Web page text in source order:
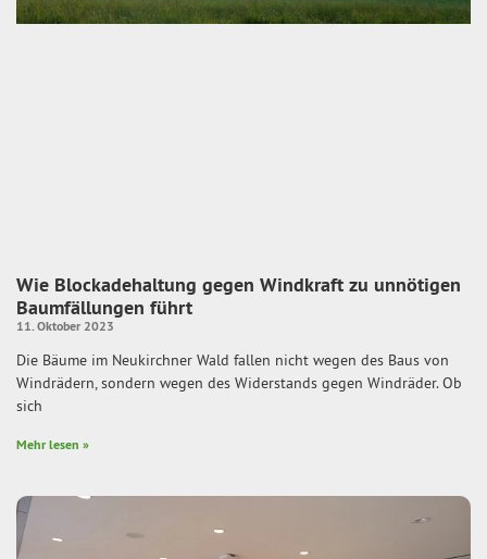
Wie Blockadehaltung gegen Windkraft zu unnötigen
Baumfällungen führt
11. Oktober 2023
Die Bäume im Neukirchner Wald fallen nicht wegen des Baus von
Windrädern, sondern wegen des Widerstands gegen Windräder. Ob
sich
Mehr lesen »